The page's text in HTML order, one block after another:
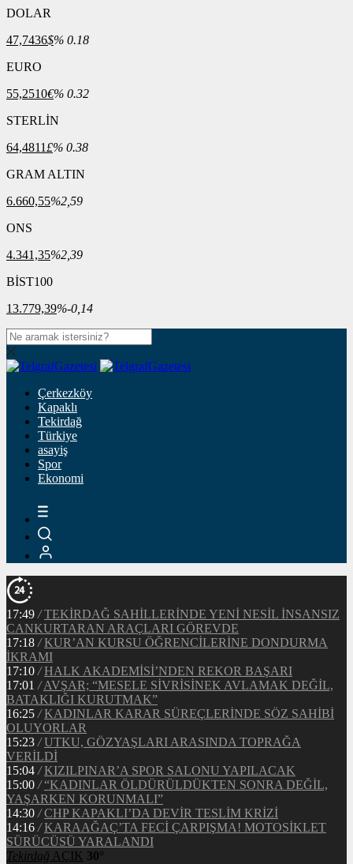
DOLAR
47,7436$% 0.18
EURO
55,2510€% 0.32
STERLİN
64,4811£% 0.38
GRAM ALTIN
6.660,55%2,59
ONS
4.341,35%2,39
BİST100
13.779,39%-0,14
Çerkezköy
Kapaklı
Tekirdağ
Türkiye
asayiş
Spor
Ekonomi
17:49 / TEKİRDAĞ SAHİLLERİNDE YENİ NESİL İNSANSIZ
CANKURTARAN ARAÇLARI GÖREVDE
17:18 / KUR’AN KURSU ÖĞRENCİLERİNE DONDURMA
İKRAMI
17:10 / HALK AKADEMİSİ’NDEN REKOR BAŞARI
17:01 / AVŞAR; “MESELE SİVRİSİNEK AVLAMAK DEĞİL,
BATAKLIĞI KURUTMAK”
16:25 / KADINLAR KARAR SÜREÇLERİNDE SÖZ SAHİBİ
OLUYORLAR
15:23 / UTKU, GÖZYAŞLARI ARASINDA TOPRAĞA
VERİLDİ
15:04 / KIZILPINAR’A SPOR SALONU YAPILACAK
15:00 / “KADINLAR ÖLDÜRÜLDÜKTEN SONRA DEĞİL,
YAŞARKEN KORUNMALI”
14:30 / CHP KAPAKLI’DA DEVİR TESLİM KRİZİ
14:16 / KARAAĞAÇ’TA FECİ ÇARPIŞMA! MOTOSİKLET
SÜRÜCÜSÜ YARALANDI
Tekirdağ AÇIK 30°